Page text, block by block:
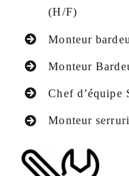
(H/F)
Monteur
Monteur
Chef
Monteur